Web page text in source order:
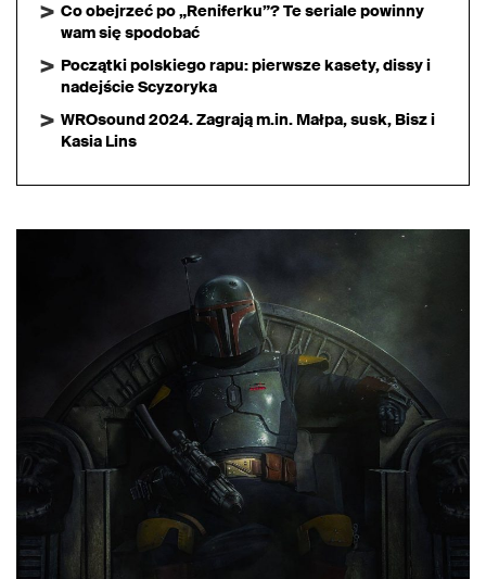
Co obejrzeć po „Reniferku”? Te seriale powinny
wam się spodobać
Początki polskiego rapu: pierwsze kasety, dissy i
nadejście Scyzoryka
WROsound 2024. Zagrają m.in. Małpa, susk, Bisz i
Kasia Lins